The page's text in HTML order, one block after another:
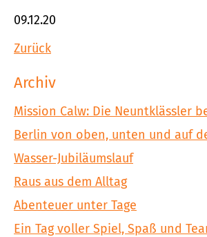
09.12.20
Zurück
Archiv
Mission Calw: Die Neuntklässler
Berlin von oben, unten und auf
Wasser-Jubiläumslauf
Raus aus dem Alltag
Abenteuer unter Tage
Ein Tag voller Spiel, Spaß und